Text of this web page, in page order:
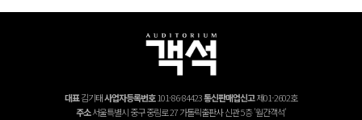
대표김기태사업자등록번호101-86-84423통신판매업신고제01-2602호
주소서울특별시 중구 중림로 27 가톨릭출판사 신관 5층 '월간객석'